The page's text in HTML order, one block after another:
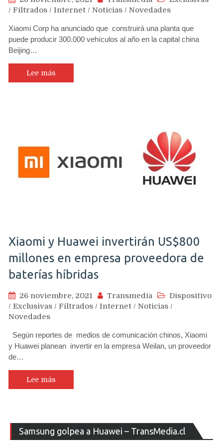
/ Filtrados / Internet / Noticias / Novedades
Xiaomi Corp ha anunciado que construirá una planta que
puede producir 300.000 vehículos al año en la capital china
Beijing…
Lee más
Xiaomi y Huawei invertirán US$800
millones en empresa proveedora de
baterías híbridas
26 noviembre, 2021 Transmedia
Dispositivo
/ Exclusivas / Filtrados / Internet / Noticias /
Novedades
Según reportes de medios de comunicación chinos, Xiaomi
y Huawei planean invertir en la empresa Weilan, un proveedor
de…
Lee más
Samsung golpea a Huawei – TransMedia.cl
de